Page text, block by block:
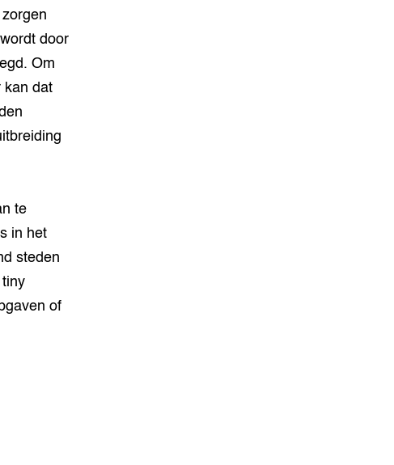
door
Om
kan dat
te
in het
steden
of